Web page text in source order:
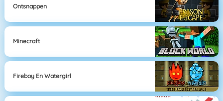
Ontsnappen
Minecraft
Fireboy En Watergirl